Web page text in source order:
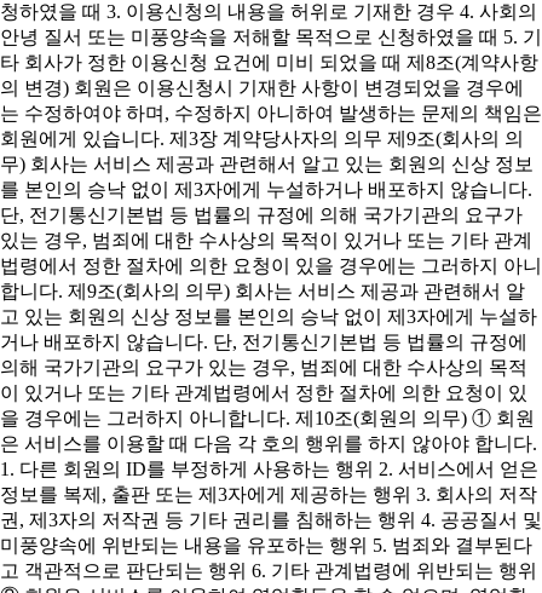
청하였을 때 3. 이용신청의 내용을 허위로 기재한 경우 4. 사회의
안녕 질서 또는 미풍양속을 저해할 목적으로 신청하였을 때 5. 기
타 회사가 정한 이용신청 요건에 미비 되었을 때 제8조(계약사항
의 변경) 회원은 이용신청시 기재한 사항이 변경되었을 경우에
는 수정하여야 하며, 수정하지 아니하여 발생하는 문제의 책임은
회원에게 있습니다. 제3장 계약당사자의 의무 제9조(회사의 의
무) 회사는 서비스 제공과 관련해서 알고 있는 회원의 신상 정보
를 본인의 승낙 없이 제3자에게 누설하거나 배포하지 않습니다.
단, 전기통신기본법 등 법률의 규정에 의해 국가기관의 요구가
있는 경우, 범죄에 대한 수사상의 목적이 있거나 또는 기타 관계
법령에서 정한 절차에 의한 요청이 있을 경우에는 그러하지 아니
합니다. 제9조(회사의 의무) 회사는 서비스 제공과 관련해서 알
고 있는 회원의 신상 정보를 본인의 승낙 없이 제3자에게 누설하
거나 배포하지 않습니다. 단, 전기통신기본법 등 법률의 규정에
의해 국가기관의 요구가 있는 경우, 범죄에 대한 수사상의 목적
이 있거나 또는 기타 관계법령에서 정한 절차에 의한 요청이 있
을 경우에는 그러하지 아니합니다. 제10조(회원의 의무) ① 회원
은 서비스를 이용할 때 다음 각 호의 행위를 하지 않아야 합니다.
1. 다른 회원의 ID를 부정하게 사용하는 행위 2. 서비스에서 얻은
정보를 복제, 출판 또는 제3자에게 제공하는 행위 3. 회사의 저작
권, 제3자의 저작권 등 기타 권리를 침해하는 행위 4. 공공질서 및
미풍양속에 위반되는 내용을 유포하는 행위 5. 범죄와 결부된다
고 객관적으로 판단되는 행위 6. 기타 관계법령에 위반되는 행위